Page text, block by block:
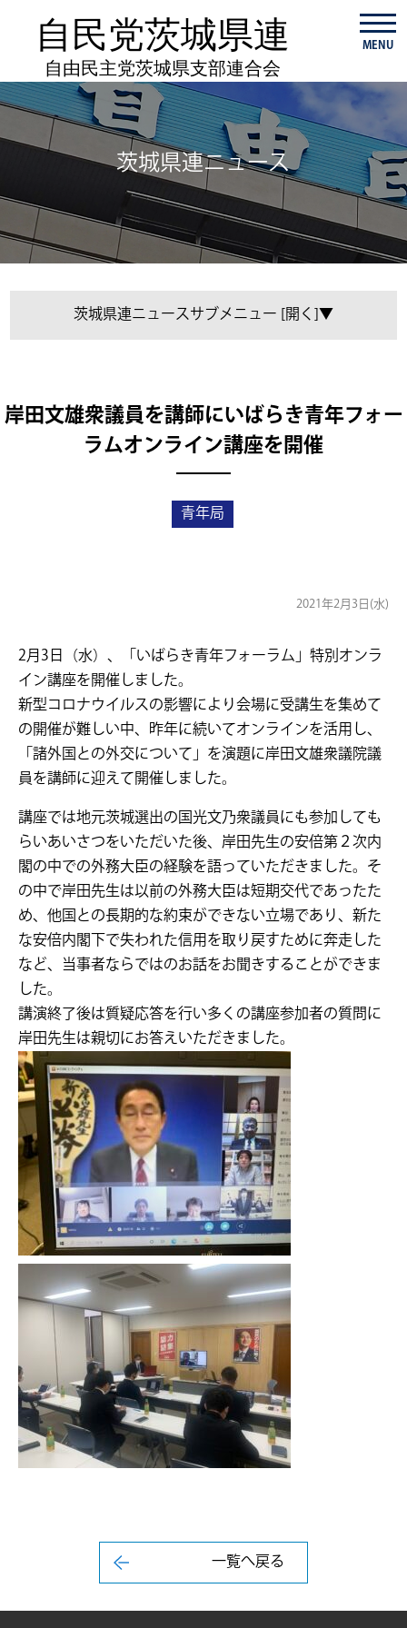
自民党茨城県連
自由民主党茨城県支部連合会
MENU
茨城県連ニュース
茨城県連ニュース
岸田文雄衆議員を講師にいばらき青年フォー
ラムオンライン講座を開催
青年局
2021年2月3日(水)
2月3日（水）、「いばらき青年フォーラム」特別オンラ
イン講座を開催しました。
新型コロナウイルスの影響により会場に受講生を集めて
の開催が難しい中、昨年に続いてオンラインを活用し、
「諸外国との外交について」を演題に岸田文雄衆議院議
員を講師に迎えて開催しました。
講座では地元茨城選出の国光文乃衆議員にも参加しても
らいあいさつをいただいた後、岸田先生の安倍第２次内
閣の中での外務大臣の経験を語っていただきました。そ
の中で岸田先生は以前の外務大臣は短期交代であったた
め、他国との長期的な約束ができない立場であり、新た
な安倍内閣下で失われた信用を取り戻すために奔走した
など、当事者ならではのお話をお聞きすることができま
した。
講演終了後は質疑応答を行い多くの講座参加者の質問に
岸田先生は親切にお答えいただきました。
一覧へ戻る